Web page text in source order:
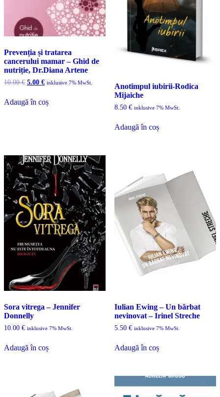
Prevenția și tratarea
cancerului mamar – Ghid de
nutriție, Dr.Diana Artene
10.00€ Prețul
a
fost:
5.00 €Prețul
5.00 €.
inklusive 7% MwSt.
Adaugă în coș
Anotimpul iubirii-Rodica
Mijaiche
8.50 € inklusive 7% MwSt.
Adaugă în coș
Sora vitrega – Jennifer
Donnelly
10.00 € inklusive 7% MwSt.
Adaugă în coș
Iulian Ewing – Un bărbat
nevinovat – Irinel Streche
5.50 € inklusive 7% MwSt.
Adaugă în coș